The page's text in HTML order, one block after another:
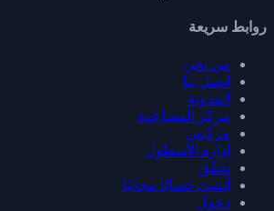
روابط سريعة
من نحن
اتصل بنا
المدونة
مركز المساعدة
مركبتي
إدارة الأسطول
تحقّق
أنشئ حسابًا مجانيًا
دخول